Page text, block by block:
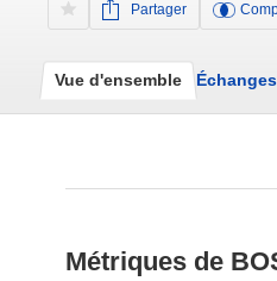
Partager
Vue d'ensemble Échanges
Métriques de